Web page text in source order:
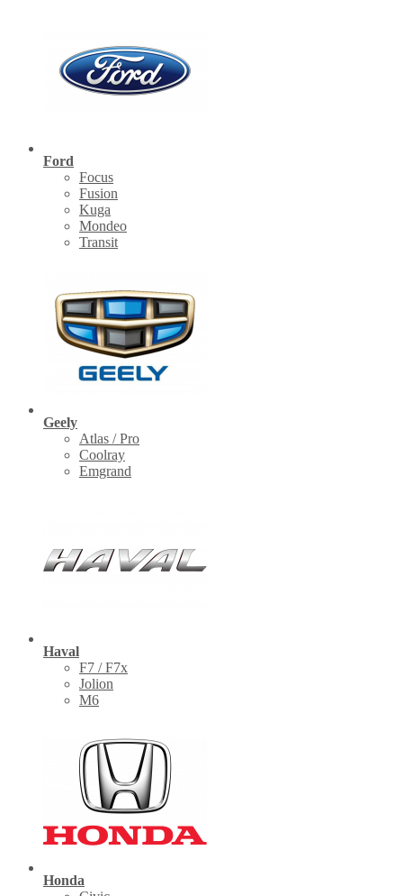
Ford
Focus
Fusion
Kuga
Mondeo
Transit
Geely
Atlas / Pro
Coolray
Emgrand
Haval
F7 / F7x
Jolion
M6
Honda